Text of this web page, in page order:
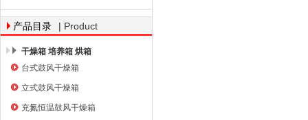
上海右一仪器有限公司
产品目录 | Product
干燥箱 培养箱 烘箱
台式鼓风干燥箱
立式鼓风干燥箱
充氮恒温鼓风干燥箱